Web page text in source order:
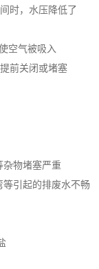
时，水压降低了
空气被吸入
前关闭或堵塞
杂物堵塞严重
等引起的排废水不畅